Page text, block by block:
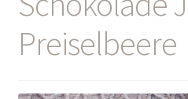
Preiselbeere